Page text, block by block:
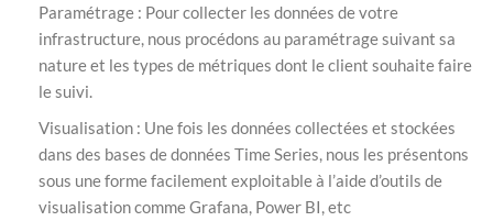
Paramétrage : Pour collecter les données de votre
infrastructure, nous procédons au paramétrage suivant sa
nature et les types de métriques dont le client souhaite faire
le suivi.
Visualisation : Une fois les données collectées et stockées
dans des bases de données Time Series, nous les présentons
sous une forme facilement exploitable à l’aide d’outils de
visualisation comme Grafana, Power BI, etc